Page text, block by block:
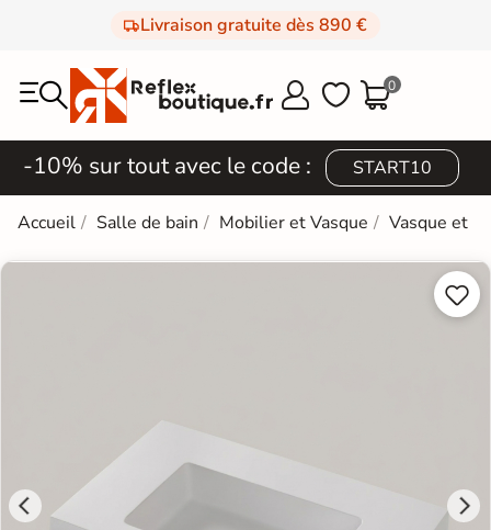
Livraison gratuite dès 890 €
  0
-10% sur tout avec le code : START10
Accueil Salle de bain Mobilier et Vasque Vasque et

